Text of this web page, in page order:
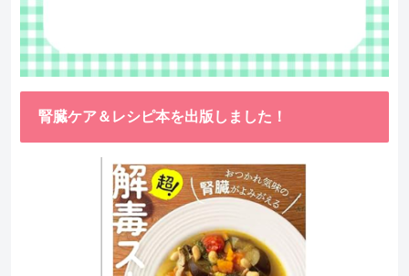
腎臓ケア＆レシピ本を出版しました！